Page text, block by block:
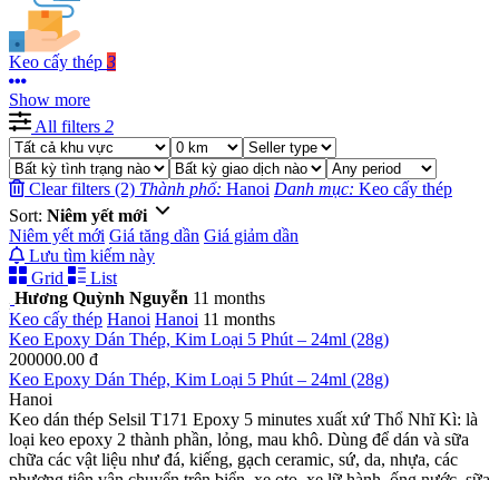
Keo cấy thép 3
Show more
All filters 2
Clear filters (2) Thành phố: Hanoi Danh mục: Keo cấy thép
Sort: Niêm yết mới
Niêm yết mới Giá tăng dần Giá giảm dần
Lưu tìm kiếm này
Grid
List
Hương Quỳnh Nguyễn 11 months
Keo cấy thép Hanoi Hanoi 11 months
Keo Epoxy Dán Thép, Kim Loại 5 Phút – 24ml (28g)
200000.00 đ
Keo Epoxy Dán Thép, Kim Loại 5 Phút – 24ml (28g)
Hanoi
Keo dán thép Selsil T171 Epoxy 5 minutes xuất xứ Thổ Nhĩ Kì: là
loại keo epoxy 2 thành phần, lỏng, mau khô. Dùng để dán và sữa
chữa các vật liệu như đá, kiếng, gạch ceramic, sứ, da, nhựa, các